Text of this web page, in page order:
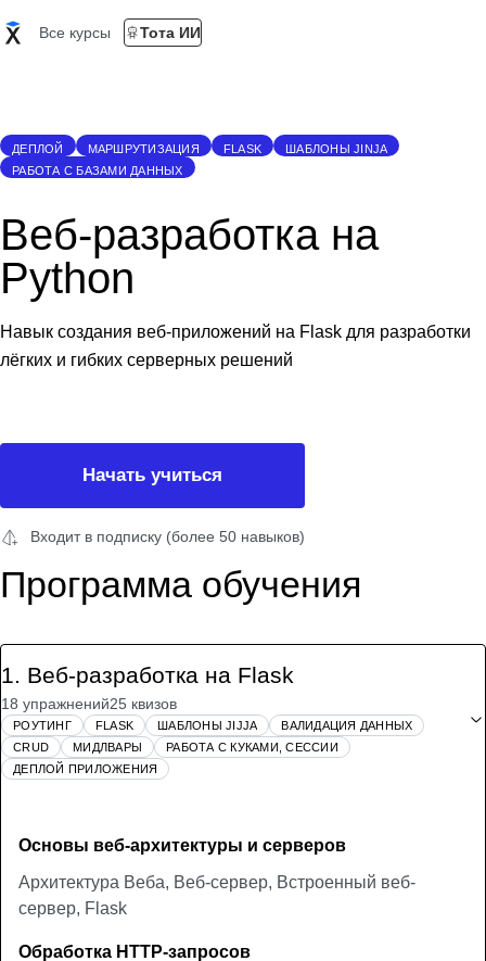
Все курсы Тота ИИ
ДЕПЛОЙ МАРШРУТИЗАЦИЯ FLASK
ШАБЛОНЫ JINJA
РАБОТА С БАЗАМИ ДАННЫХ
Веб-разработка на
Python
Навык создания веб-приложений на Flask для разработки
лёгких и гибких серверных решений
Начать учиться
Входит в подписку (более 50 навыков)
Программа обучения
1. Веб-разработка на Flask
18 упражнений25 квизов
РОУТИНГ FLASK ШАБЛОНЫ JIJJA
ВАЛИДАЦИЯ ДАННЫХ
CRUD
МИДЛВАРЫ
РАБОТА С КУКАМИ, СЕССИИ
ДЕПЛОЙ ПРИЛОЖЕНИЯ
Основы веб-архитектуры и серверов
Архитектура Веба, Веб-сервер, Встроенный веб-
сервер, Flask
Обработка HTTP-запросов